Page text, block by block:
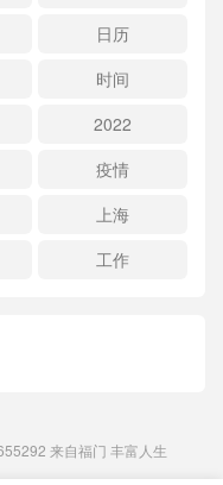
日历
时间
2022
疫情
上海
工作
来自福门 丰富人生